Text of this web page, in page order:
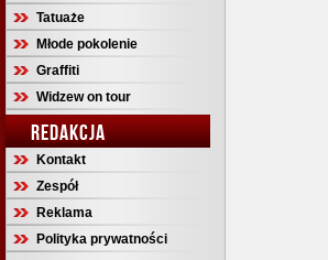
Tatuaże
Młode pokolenie
Graffiti
Widzew on tour
REDAKCJA
Kontakt
Zespół
Reklama
Polityka prywatności